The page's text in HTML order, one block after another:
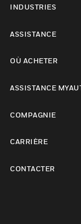
INDUSTRIES
ASSISTANCE
OÙ ACHETER
ASSISTANCE
COMPAGNIE
CARRIÈRE
CONTACTER